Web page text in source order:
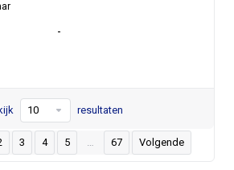
-
3 4 5 … 67 Volgende
resultaten